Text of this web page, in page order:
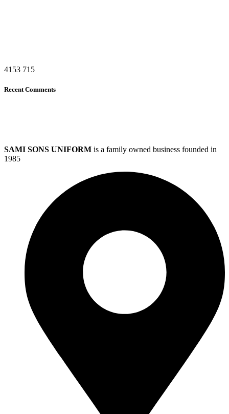
4153 715
Recent Comments
SAMI SONS UNIFORM is a family owned business founded in
1985